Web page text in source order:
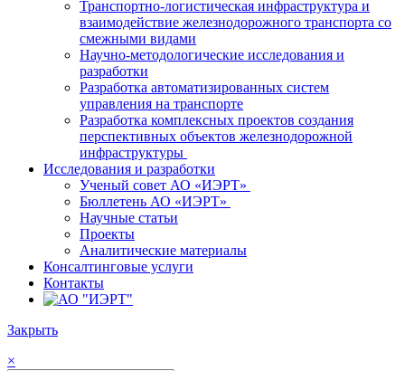
Транспортно-логистическая инфраструктура и
взаимодействие железнодорожного транспорта со
смежными видами
Научно-методологические исследования и
разработки
Разработка автоматизированных систем
управления на транспорте
Разработка комплексных проектов создания
перспективных объектов железнодорожной
инфраструктуры
Исследования и разработки
Ученый совет АО «ИЭРТ»
Бюллетень АО «ИЭРТ»
Научные статьи
Проекты
Аналитические материалы
Консалтинговые услуги
Контакты
Закрыть
×